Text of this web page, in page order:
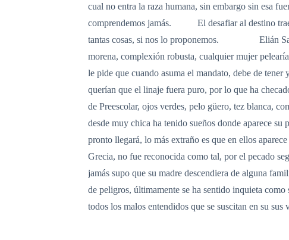
cual no entra la raza humana, sin embargo sin esa
comprendemos jamás. El desafiar al destino
tantas cosas, si nos lo proponemos. Elián
morena, complexión robusta, cualquier mujer
le pide que cuando asuma el mandato, debe de
querían que el linaje fuera puro, por lo que ha
de Preescolar, ojos verdes, pelo güero, tez blanca,
desde muy chica ha tenido sueños donde aparece su
pronto llegará, lo más extraño es que en ellos
Grecia, no fue reconocida como tal, por el pecado
jamás supo que su madre descendiera de alguna
de peligros, últimamente se ha sentido inquieta
todos los malos entendidos que se suscitan en su